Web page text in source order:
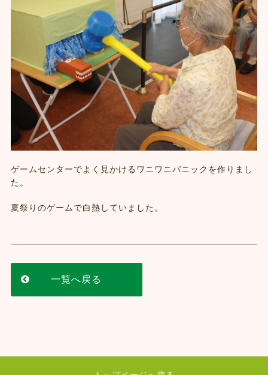
ゲームセンターでよく見かけるワニワニパニックを作りまし
た。
夏祭りのゲームで白熱していました。
一覧へ戻る